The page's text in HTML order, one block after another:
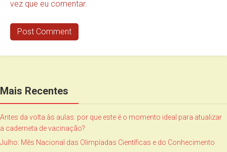
vez que eu comentar.
Mais Recentes
Antes da volta às aulas: por que este é o momento ideal para atualizar
a caderneta de vacinação?
Julho: Mês Nacional das Olimpíadas Científicas e do Conhecimento